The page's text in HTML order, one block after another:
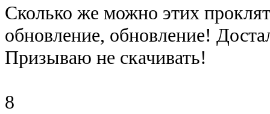
Сколько же можно этих
обновление, обновление!
Призываю не скачивать!
8